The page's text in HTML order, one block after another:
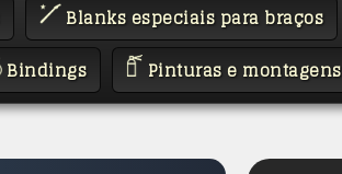
Blanks especiais para braços
Bindings Pinturas e montagens